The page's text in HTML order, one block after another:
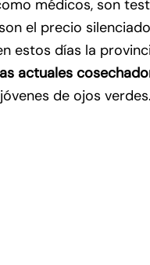
médicos, son
el precio
estos días la
actuales
de ojos verdes.